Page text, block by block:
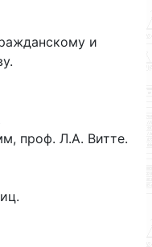
и
проф. Л.А. Витте.